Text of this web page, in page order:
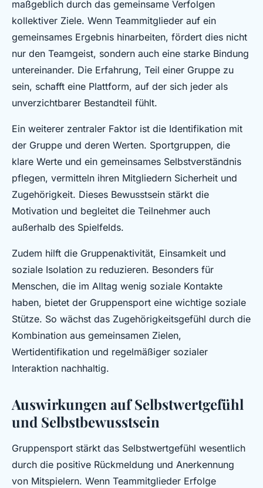
maßgeblich durch das gemeinsame Verfolgen
kollektiver Ziele. Wenn Teammitglieder auf ein
gemeinsames Ergebnis hinarbeiten, fördert dies nicht
nur den Teamgeist, sondern auch eine starke Bindung
untereinander. Die Erfahrung, Teil einer Gruppe zu
sein, schafft eine Plattform, auf der sich jeder als
unverzichtbarer Bestandteil fühlt.
Ein weiterer zentraler Faktor ist die Identifikation mit
der Gruppe und deren Werten. Sportgruppen, die
klare Werte und ein gemeinsames Selbstverständnis
pflegen, vermitteln ihren Mitgliedern Sicherheit und
Zugehörigkeit. Dieses Bewusstsein stärkt die
Motivation und begleitet die Teilnehmer auch
außerhalb des Spielfelds.
Zudem hilft die Gruppenaktivität, Einsamkeit und
soziale Isolation zu reduzieren. Besonders für
Menschen, die im Alltag wenig soziale Kontakte
haben, bietet der Gruppensport eine wichtige soziale
Stütze. So wächst das Zugehörigkeitsgefühl durch die
Kombination aus gemeinsamen Zielen,
Wertidentifikation und regelmäßiger sozialer
Interaktion nachhaltig.
Auswirkungen auf Selbstwertgefühl
und Selbstbewusstsein
Gruppensport stärkt das Selbstwertgefühl wesentlich
durch die positive Rückmeldung und Anerkennung
von Mitspielern. Wenn Teammitglieder Erfolge